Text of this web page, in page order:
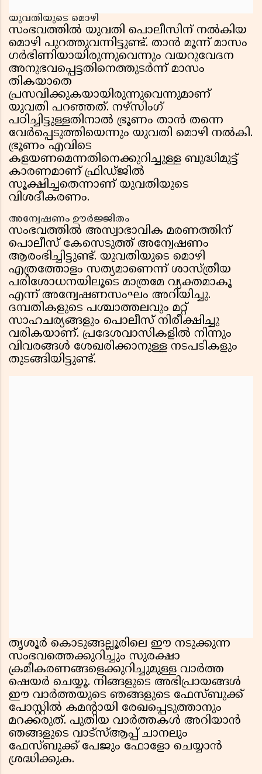
യുവതിയുടെ മൊഴി
സംഭവത്തിൽ യുവതി പൊലീസിന് നൽകിയ
മൊഴി പുറത്തുവന്നിട്ടുണ്ട്. താൻ മൂന്ന് മാസം
ഗർഭിണിയായിരുന്നുവെന്നും വയറുവേദന
അനുഭവപ്പെട്ടതിനെത്തുടർന്ന് മാസം
തികയാതെ
പ്രസവിക്കുകയായിരുന്നുവെന്നുമാണ്
യുവതി പറഞ്ഞത്. നഴ്സിംഗ്
പഠിച്ചിട്ടുള്ളതിനാൽ ഭ്രൂണം താൻ തന്നെ
വേർപ്പെടുത്തിയെന്നും യുവതി മൊഴി നൽകി.
ഭ്രൂണം എവിടെ
കളയണമെന്നതിനെക്കുറിച്ചുള്ള ബുദ്ധിമുട്ട്
കാരണമാണ് ഫ്രിഡ്ജിൽ
സൂക്ഷിച്ചതെന്നാണ് യുവതിയുടെ
വിശദീകരണം.
അന്വേഷണം ഊർജ്ജിതം
സംഭവത്തിൽ അസ്വാഭാവിക മരണത്തിന്
പൊലീസ് കേസെടുത്ത് അന്വേഷണം
ആരംഭിച്ചിട്ടുണ്ട്. യുവതിയുടെ മൊഴി
എത്രത്തോളം സത്യമാണെന്ന് ശാസ്ത്രീയ
പരിശോധനയിലൂടെ മാത്രമേ വ്യക്തമാകൂ
എന്ന് അന്വേഷണസംഘം അറിയിച്ചു.
ദമ്പതികളുടെ പശ്ചാത്തലവും മറ്റ്
സാഹചര്യങ്ങളും പൊലീസ് നിരീക്ഷിച്ചു
വരികയാണ്. പ്രദേശവാസികളിൽ നിന്നും
വിവരങ്ങൾ ശേഖരിക്കാനുള്ള നടപടികളും
തുടങ്ങിയിട്ടുണ്ട്.
തൃശൂർ കൊടുങ്ങല്ലൂരിലെ ഈ നടുക്കുന്ന
സംഭവത്തെക്കുറിച്ചും സുരക്ഷാ
ക്രമീകരണങ്ങളെക്കുറിച്ചുമുള്ള വാർത്ത
ഷെയർ ചെയ്യൂ. നിങ്ങളുടെ അഭിപ്രായങ്ങൾ
ഈ വാർത്തയുടെ ഞങ്ങളുടെ ഫേസ്ബുക്ക്
പോസ്റ്റിൽ കമന്റായി രേഖപ്പെടുത്താനും
മറക്കരുത്. പുതിയ വാർത്തകൾ അറിയാൻ
ഞങ്ങളുടെ വാട്സ്ആപ്പ് ചാനലും
ഫേസ്ബുക്ക് പേജും ഫോളോ ചെയ്യാൻ
ശ്രദ്ധിക്കുക.